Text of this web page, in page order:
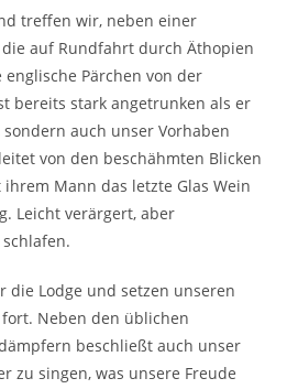
treffen wir, neben einer
auf Rundfahrt durch Äthopien
Pärchen von der
bereits stark angetrunken als er
auch unser Vorhaben
von den beschähmten Blicken
Mann das letzte Glas Wein
Leicht verärgert, aber
die Lodge und setzen unseren
Neben den üblichen
beschließt auch unser
zu singen, was unsere Freude